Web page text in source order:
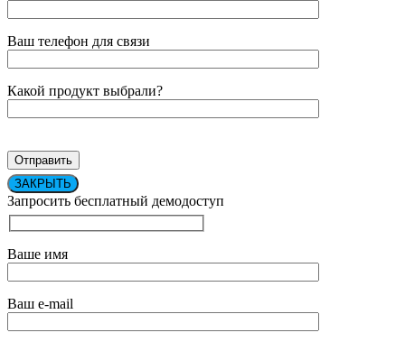
Ваш телефон для связи
Какой продукт выбрали?
ЗАКРЫТЬ
Запросить бесплатный демодоступ
Ваше имя
Ваш e-mail